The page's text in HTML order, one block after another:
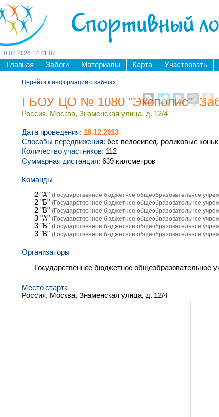
Спортивный
10 08 2026 14 41 08
Главная Забеги Материалы Карта Участвовать
Перейти к информации о забегах
ГБОУ ЦО № 1080 "Экополис".
Россия, Москва, Знаменская улица, д. 12/4
Дата проведения: 18.12.2013
Способы передвижения: бег, велосипед, роликовые
Количество участников: 112
Суммарная дистанция: 639 километров
Команды
2 "А" (Государственное бюджетное общеобразовательное
2 "Б" (Государственное бюджетное общеобразовательное
2 "В" (Государственное бюджетное общеобразовательное
3 "А" (Государственное бюджетное общеобразовательное
3 "Б" (Государственное бюджетное общеобразовательное
3 "В" (Государственное бюджетное общеобразовательное
Организаторы
Государственное бюджетное
Место старта
Россия, Москва, Знаменская улица, д. 12/4